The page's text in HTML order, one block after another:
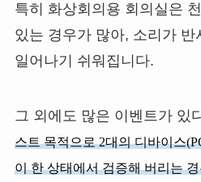
특히 화상회의용 회의실은
있는 경우가 많아, 소리가 반
일어나기 쉬워집니다.
그 외에도 많은 이벤트가 있
스트 목적으로 2대의 디바이스
이 한 상태에서 검증해 버리는